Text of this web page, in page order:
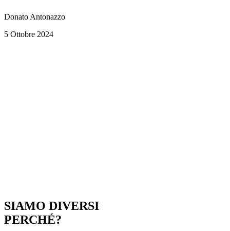
Donato Antonazzo
5 Ottobre 2024
SIAMO DIVERSI
PERCHÉ?